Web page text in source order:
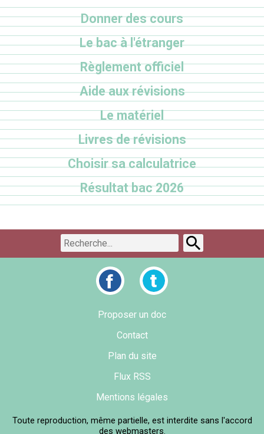
Donner des cours
Le bac à l'étranger
Règlement officiel
Aide aux révisions
Le matériel
Livres de révisions
Choisir sa calculatrice
Résultat bac 2026
Proposer un doc
Contact
Plan du site
Flux RSS
Mentions légales
Toute reproduction, même partielle, est interdite sans l'accord
des webmasters.